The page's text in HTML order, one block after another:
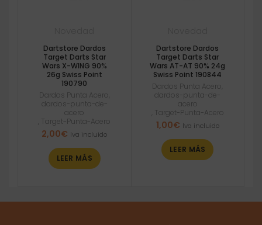
Dartstore Dardos
Target Darts Star
Wars X-WING 90%
26g Swiss Point
190790
Dardos Punta Acero
dardos-punta-de-
acero
Target-Punta-Acero
2,00€ Iva incluido
LEER MÁS
Dartstore Dardos
Target Darts Star
Wars AT-AT 90% 24g
Swiss Point 190844
Dardos Punta Acero
dardos-punta-de-
acero
Target-Punta-Acero
1,00€ Iva incluido
LEER MÁS